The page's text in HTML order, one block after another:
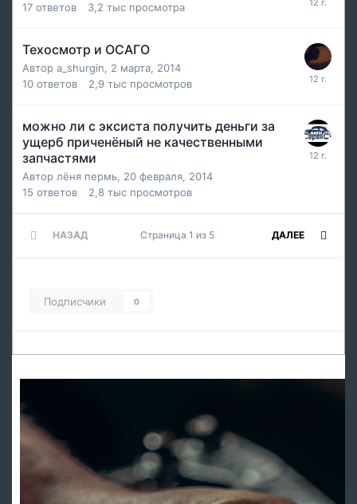
17 ответов 3,2 тыс просмотра
Техосмотр и ОСАГО
Автор a_shurgin, 2 марта, 2014
10 ответов 2,9 тыс просмотров
можно ли с эксиста получить деньги за
ущерб приченёный не качественными
запчастями
Автор лёня пермь, 20 февраля, 2014
15 ответов 2,8 тыс просмотров
НАЗАД ДАЛЕЕ
Страница 1 из 5
Подписчики 0